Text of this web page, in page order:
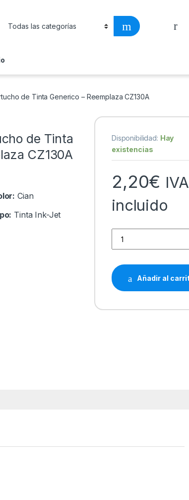
de Tinta Generico – Reemplaza CZ130A
de Tinta
CZ130A
Cian
Tinta Ink-Jet
Disponibilidad: Hay
existencias
2,20€ IVA
incluido
Añadir al